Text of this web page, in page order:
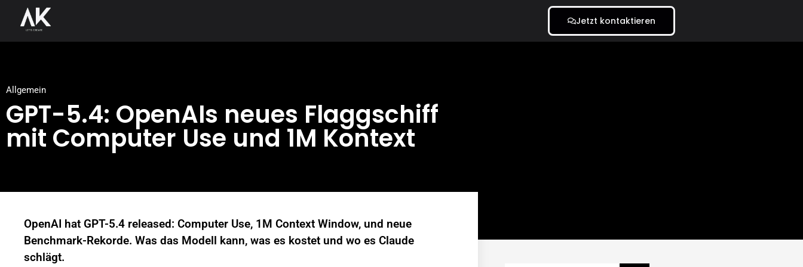
Jetzt kontaktieren
Allgemein
GPT-5.4: OpenAIs neues Flaggschiff
mit Computer Use und 1M Kontext
OpenAI hat GPT-5.4 released: Computer Use, 1M Context Window, und neue
Benchmark-Rekorde. Was das Modell kann, was es kostet und wo es Claude
schlägt.